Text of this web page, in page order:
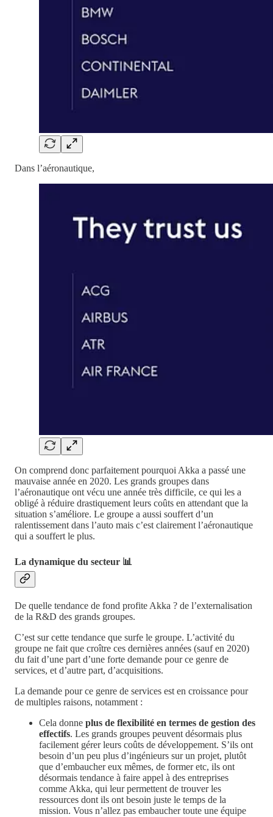
Dans l’aéronautique,
On comprend donc parfaitement pourquoi Akka a passé une
mauvaise année en 2020. Les grands groupes dans
l’aéronautique ont vécu une année très difficile, ce qui les a
obligé à réduire drastiquement leurs coûts en attendant que la
situation s’améliore. Le groupe a aussi souffert d’un
ralentissement dans l’auto mais c’est clairement l’aéronautique
qui a souffert le plus.
La dynamique du secteur 📊
De quelle tendance de fond profite Akka ? de l’externalisation
de la R&D des grands groupes.
C’est sur cette tendance que surfe le groupe. L’activité du
groupe ne fait que croître ces dernières années (sauf en 2020)
du fait d’une part d’une forte demande pour ce genre de
services, et d’autre part, d’acquisitions.
La demande pour ce genre de services est en croissance pour
de multiples raisons, notamment :
Cela donne plus de flexibilité en termes de gestion des
effectifs. Les grands groupes peuvent désormais plus
facilement gérer leurs coûts de développement. S’ils ont
besoin d’un peu plus d’ingénieurs sur un projet, plutôt
que d’embaucher eux mêmes, de former etc, ils ont
désormais tendance à faire appel à des entreprises
comme Akka, qui leur permettent de trouver les
ressources dont ils ont besoin juste le temps de la
mission. Vous n’allez pas embaucher toute une équipe